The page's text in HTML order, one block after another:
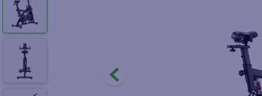
7.
atun
.